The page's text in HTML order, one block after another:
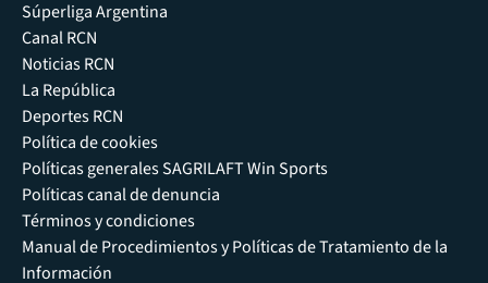
Súperliga Argentina
Canal RCN
Noticias RCN
La República
Deportes RCN
Política de cookies
Políticas generales SAGRILAFT Win Sports
Políticas canal de denuncia
Términos y condiciones
Manual de Procedimientos y Políticas de Tratamiento de la
Información